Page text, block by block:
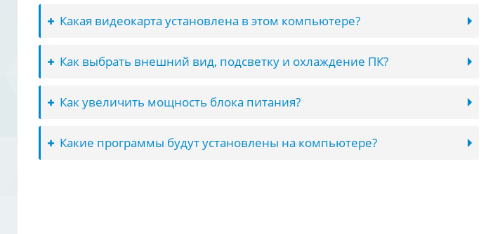
Какая видеокарта установлена в этом компьютере?
Как выбрать внешний вид, подсветку и охлаждение ПК?
Как увеличить мощность блока питания?
Какие программы будут установлены на компьютере?